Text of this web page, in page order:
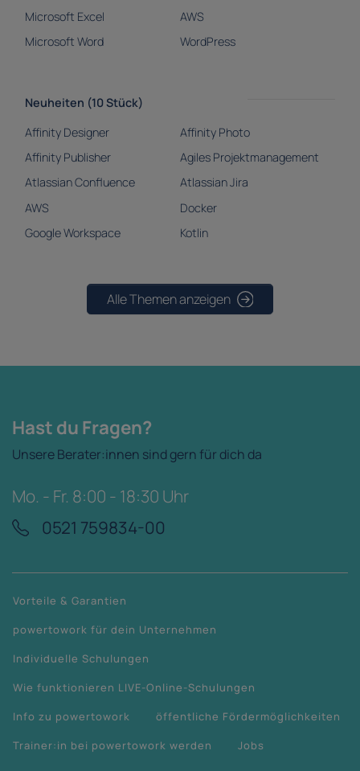
Microsoft Excel
AWS
Microsoft Word
WordPress
Neuheiten (10 Stück)
Affinity Designer
Affinity Photo
Affinity Publisher
Agiles Projektmanagement
Atlassian Confluence
Atlassian Jira
AWS
Docker
Google Workspace
Kotlin
Alle Themen anzeigen
Hast du Fragen?
Unsere Berater:innen sind gern für dich da
Mo. - Fr. 8:00 - 18:30 Uhr
0521 759834-00
Vorteile & Garantien
powertowork für dein Unternehmen
Individuelle Schulungen
Wie funktionieren LIVE-Online-Schulungen
Info zu powertowork
öffentliche Fördermöglichkeiten
Trainer:in bei powertowork werden
Jobs